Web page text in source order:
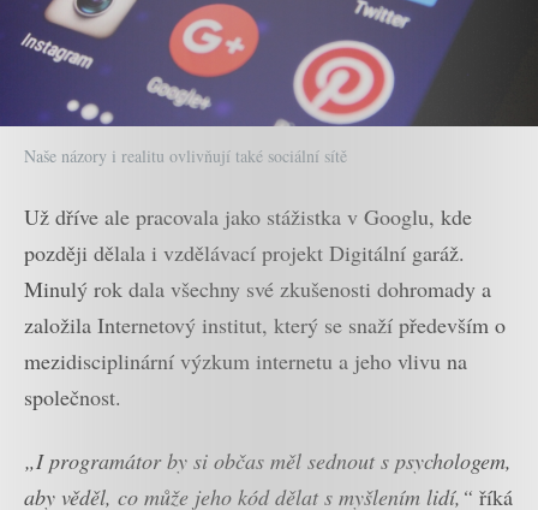
Naše názory i realitu ovlivňují také sociální sítě
Už dříve ale pracovala jako stážistka v Googlu, kde
později dělala i vzdělávací projekt Digitální garáž.
Minulý rok dala všechny své zkušenosti dohromady a
založila Internetový institut, který se snaží především o
mezidisciplinární výzkum internetu a jeho vlivu na
společnost.
„I programátor by si občas měl sednout s psychologem,
aby věděl, co může jeho kód dělat s myšlením lidí,“ říká